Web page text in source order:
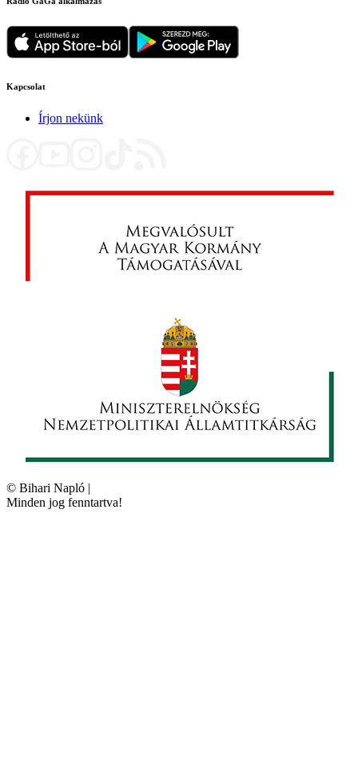
Kapcsolat
Írjon nekünk
© Bihari Napló |
Minden jog fenntartva!